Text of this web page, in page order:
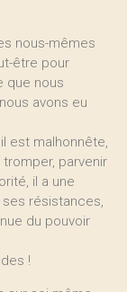
nous-mêmes
être pour
que nous
avons eu
est malhonnête,
tromper, parvenir
il a une
ses résistances,
du pouvoir
!